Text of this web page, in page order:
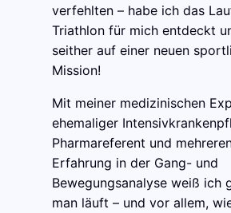
verfehlten – habe ich das
Triathlon für mich entdeckt
seither auf einer neuen
Mission!
Mit meiner medizinischen
ehemaliger
Pharmareferent und
Erfahrung in der Gang- und
Bewegungsanalyse weiß ich
man läuft – und vor allem,